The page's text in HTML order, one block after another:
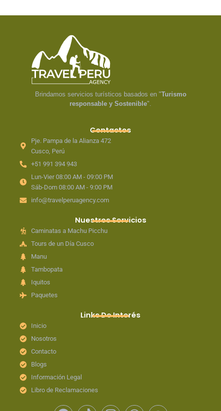
Brindamos servicios turísticos basados en "Turismo
responsable y Sostenible".
Contactos
Pje. Pampa de la Alianza 472
Cusco, Perú
+51 991 394 943
Lun-Vier 08:00 AM - 09:00 PM
Sáb-Dom 08:00 AM - 9:00 PM
info@travelperuagency.com
Nuestros Servicios
Caminatas a Machu Picchu
Tours de un Día Cusco
Manu
Tambopata
Iquitos
Paquetes
Links De Interés
Inicio
Nosotros
Contacto
Blogs
Información Legal
Libro de Reclamaciones